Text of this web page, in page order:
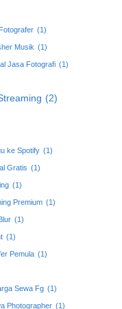
(1)
Musik (1)
Jasa Fotografi (1)
(2)
ke Spotify (1)
Gratis (1)
(1)
Premium (1)
(1)
(1)
Pemula (1)
Sewa Fg (1)
Photographer (1)